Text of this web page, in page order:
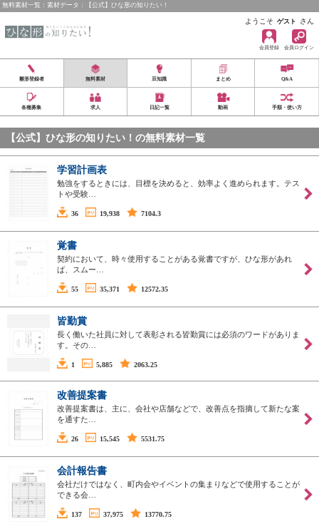
無料素材一覧：素材データ：【公式】ひな形の知りたい！
ようこそ ゲスト さん
会員登録 会員ログイン
雛形登録者 無料素材 豆知識 まとめ Q&A
各種募集 求人 日記一覧 動画 手順・使い方
【公式】ひな形の知りたい！の無料素材一覧
学習計画表
勉強をするときには、目標を決めると、効率よく進められます。テス
トや受験…
36 19,938 7104.3
覚書
契約において、時々使用することがある覚書ですが、ひな形があれ
ば、スムー…
55 35,371 12572.35
皆勤賞
長く働いた社員に対して表彰される皆勤賞には必須のワードがありま
す。その…
1 5,885 2063.25
改善提案書
改善提案書は、主に、会社や店舗などで、改善点を指摘して新たな案
を通すた…
26 15,545 5531.75
会計報告書
会社だけではなく、町内会やイベントの集まりなどで使用することが
できる会…
137 37,975 13770.75